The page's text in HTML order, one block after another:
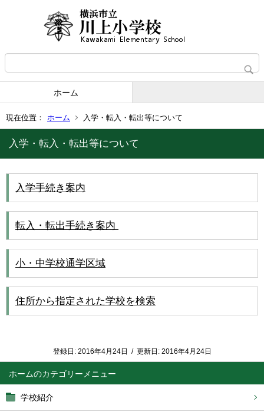
ホーム
現在位置： ホーム 入学・転入・転出等について
ホーム
学校紹介
入学・転入・転出等について
入学手続き案内
転入・転出手続き案内
小・中学校通学区域
住所から指定された学校を検索
登録日: 2016年4月24日 / 更新日: 2016年4月24日